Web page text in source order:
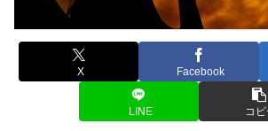
X Facebook
LINE コピ